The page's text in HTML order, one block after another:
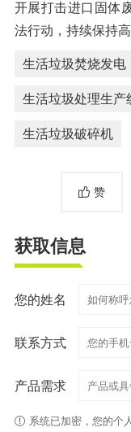
开展打击进口固体
法行动，持续保持高
生活垃圾焚烧发电
生活垃圾处理生产
生活垃圾破碎机
赞
获取信息
您的姓名
联系方式
产品需求
系统已加密，您的个